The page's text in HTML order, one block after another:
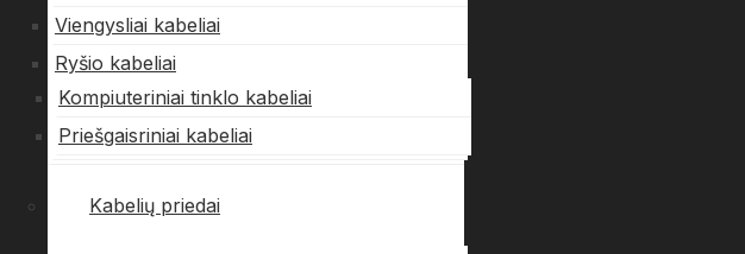
Viengysliai kabeliai
Ryšio kabeliai
Kompiuteriniai tinklo kabeliai
Priešgaisriniai kabeliai
Kabelių priedai